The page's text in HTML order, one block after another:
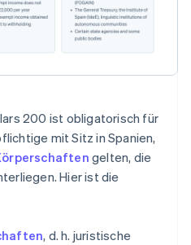
200 ist obligatorisch für
mit Sitz in Spanien,
gelten, die
Hier ist die
, d. h. juristische